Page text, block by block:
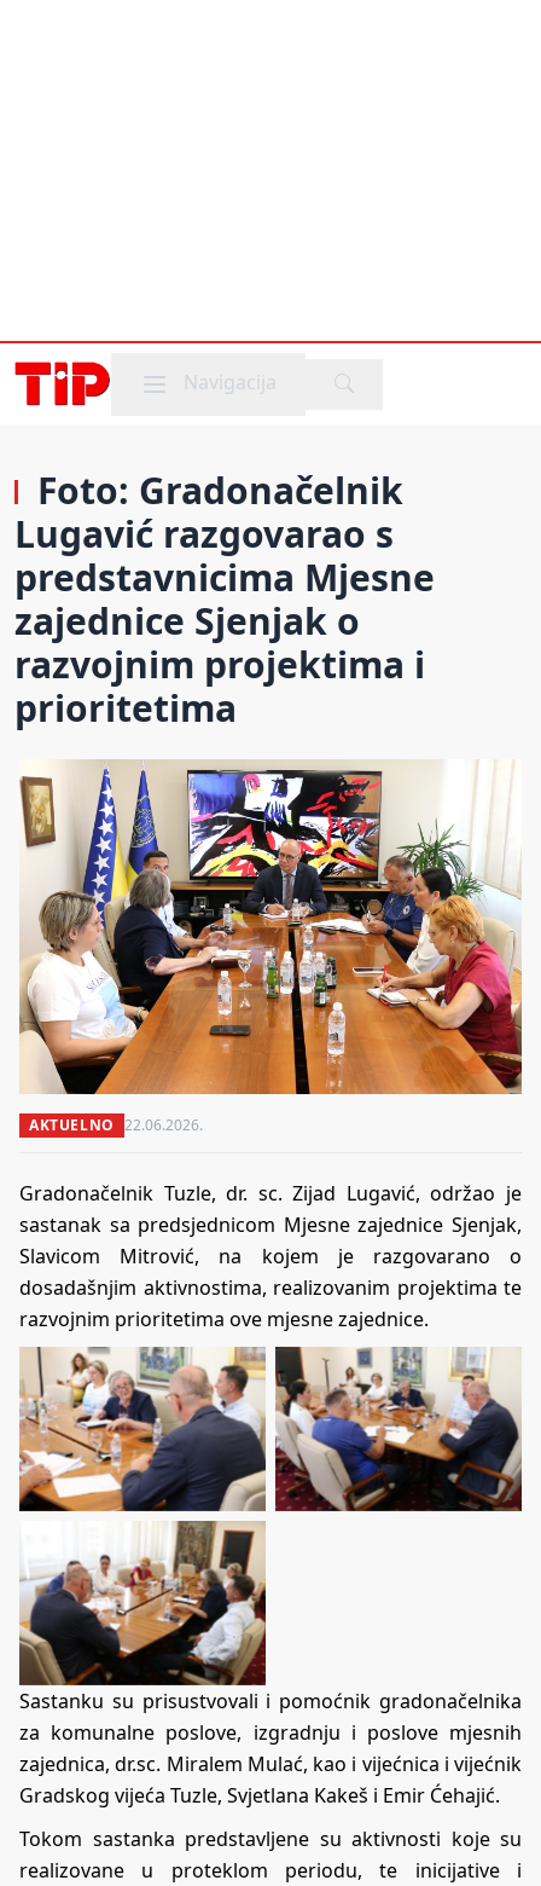
Mobile menu
Navigacija
Foto: Gradonačelnik
Lugavić razgovarao s
predstavnicima Mjesne
zajednice Sjenjak o
razvojnim projektima i
prioritetima
AKTUELNO 22.06.2026.
Gradonačelnik Tuzle, dr. sc. Zijad Lugavić, održao je
sastanak sa predsjednicom Mjesne zajednice Sjenjak,
Slavicom Mitrović, na kojem je razgovarano o
dosadašnjim aktivnostima, realizovanim projektima te
razvojnim prioritetima ove mjesne zajednice.
Sastanku su prisustvovali i pomoćnik gradonačelnika
za komunalne poslove, izgradnju i poslove mjesnih
zajednica, dr.sc. Miralem Mulać, kao i vijećnica i vijećnik
Gradskog vijeća Tuzle, Svjetlana Kakeš i Emir Ćehajić.
Tokom sastanka predstavljene su aktivnosti koje su
realizovane u proteklom periodu, te inicijative i